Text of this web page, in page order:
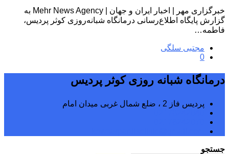
خبرگزاری مهر | اخبار ایران و جهان | Mehr News Agency به
گزارش پایگاه اطلاع‌رسانی درمانگاه شبانه‌روزی کوثر پردیس،
فاطمه…
مجتبی سلگی
0
درمانگاه شبانه روزی کوثر پردیس
پردیس فاز 2 ، ضلع شمال غربی میدان امام
جستجو